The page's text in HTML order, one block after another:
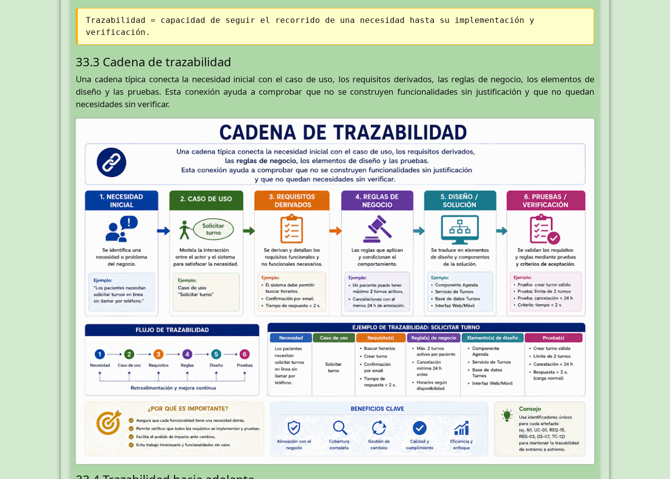
Trazabilidad = capacidad de seguir el recorrido de una necesidad hasta su implementación y
verificación.
33.3 Cadena de trazabilidad
Una cadena típica conecta la necesidad inicial con el caso de uso, los requisitos derivados, las reglas de negocio, los elementos de
diseño y las pruebas. Esta conexión ayuda a comprobar que no se construyen funcionalidades sin justificación y que no quedan
necesidades sin verificar.